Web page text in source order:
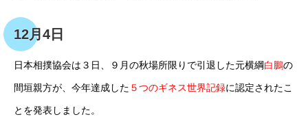
12月4日
日本相撲協会は３日、９月の秋場所限りで引退した元横綱白鵬の
間垣親方が、今年達成した ５つのギネス世界記録に認定されたこ
とを発表しました。